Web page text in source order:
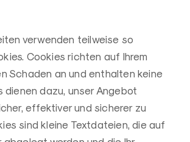
verwenden teilweise so
Cookies richten auf Ihrem
Schaden an und enthalten keine
dienen dazu, unser Angebot
effektiver und sicherer zu
sind kleine Textdateien, die auf